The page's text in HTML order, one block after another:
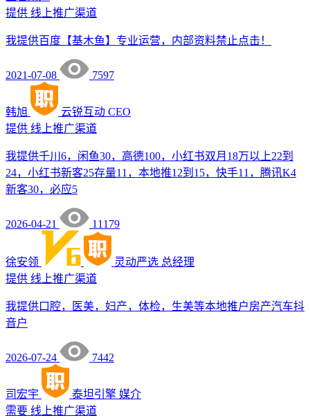
提供 线上推广渠道
我提供百度【基木鱼】专业运营，内部资料禁止点击！
2021-07-08 7597
韩旭 云锐互动 CEO
提供 线上推广渠道
我提供千川6，闲鱼30，高德100，小红书双月18万以上22到
24，小红书新客25存量11，本地推12到15，快手11，腾讯K4
新客30，必应5
2026-04-21 11179
徐安领 灵动严选 总经理
提供 线上推广渠道
我提供口腔，医美，妇产，体检，生美等本地推户房产汽车抖
音户
2026-07-24 7442
司宏宇 泰坦引擎 媒介
需要 线上推广渠道